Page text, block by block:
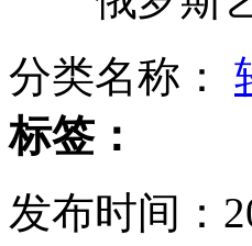
成都机场因大雾关闭近八
17名政协委员呼吁春晚初
分类名称：
标签：
发布时间：